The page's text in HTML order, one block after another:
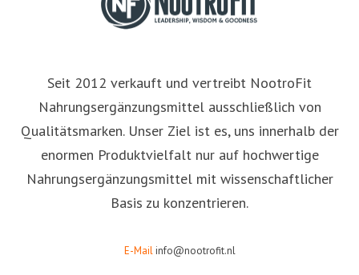
Seit 2012 verkauft und vertreibt NootroFit
Nahrungsergänzungsmittel ausschließlich von
Qualitätsmarken. Unser Ziel ist es, uns innerhalb der
enormen Produktvielfalt nur auf hochwertige
Nahrungsergänzungsmittel mit wissenschaftlicher
Basis zu konzentrieren.
E-Mail info@nootrofit.nl